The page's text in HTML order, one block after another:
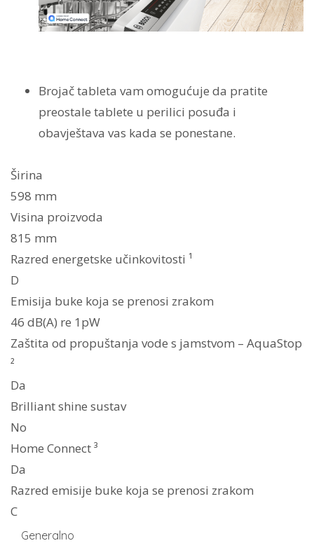
Brojač tableta vam omogućuje da pratite
preostale tablete u perilici posuđa i
obavještava vas kada se ponestane.
Širina
598 mm
Visina proizvoda
815 mm
Razred energetske učinkovitosti ¹
D
Emisija buke koja se prenosi zrakom
46 dB(A) re 1pW
Zaštita od propuštanja vode s jamstvom – AquaStop
²
Da
Brilliant shine sustav
No
Home Connect ³
Da
Razred emisije buke koja se prenosi zrakom
C
Generalno